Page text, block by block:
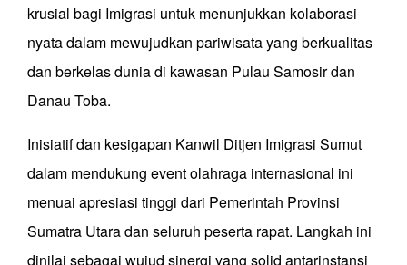
krusial bagi Imigrasi untuk menunjukkan kolaborasi
nyata dalam mewujudkan pariwisata yang berkualitas
dan berkelas dunia di kawasan Pulau Samosir dan
Danau Toba.
Inisiatif dan kesigapan Kanwil Ditjen Imigrasi Sumut
dalam mendukung event olahraga internasional ini
menuai apresiasi tinggi dari Pemerintah Provinsi
Sumatra Utara dan seluruh peserta rapat. Langkah ini
dinilai sebagai wujud sinergi yang solid antarinstansi